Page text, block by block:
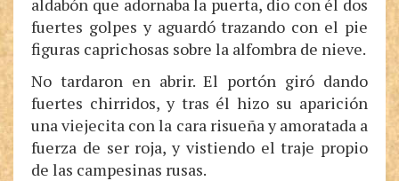
aldabón que adornaba la puerta, dio con él dos
fuertes golpes y aguardó trazando con el pie
figuras caprichosas sobre la alfombra de nieve.
No tardaron en abrir. El portón giró dando
fuertes chirridos, y tras él hizo su aparición
una viejecita con la cara risueña y amoratada a
fuerza de ser roja, y vistiendo el traje propio
de las campesinas rusas.